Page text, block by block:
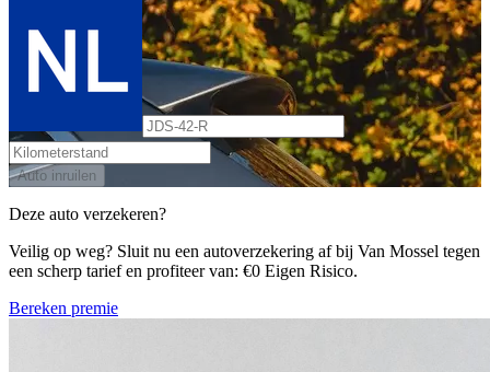
Auto inruilen
Deze auto verzekeren?
Veilig op weg? Sluit nu een autoverzekering af bij Van Mossel tegen
een scherp tarief en profiteer van: €0 Eigen Risico.
Bereken premie